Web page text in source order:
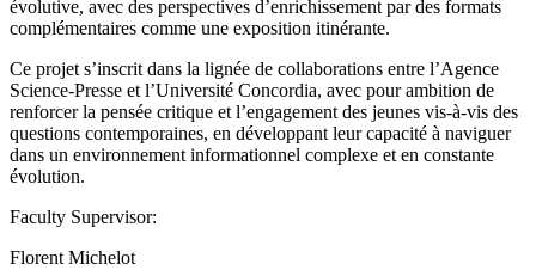
évolutive, avec des perspectives d’enrichissement par des formats
complémentaires comme une exposition itinérante.
Ce projet s’inscrit dans la lignée de collaborations entre l’Agence
Science-Presse et l’Université Concordia, avec pour ambition de
renforcer la pensée critique et l’engagement des jeunes vis-à-vis des
questions contemporaines, en développant leur capacité à naviguer
dans un environnement informationnel complexe et en constante
évolution.
Faculty Supervisor:
Florent Michelot